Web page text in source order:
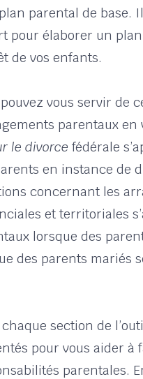
parental de base.
pour élaborer un
de vos enfants.
vous servir de
parentaux en
le divorce fédérale
en instance de
concernant les
et territoriales
lorsque des
des parents mariés
chaque section de
pour vous aider à
parentales.